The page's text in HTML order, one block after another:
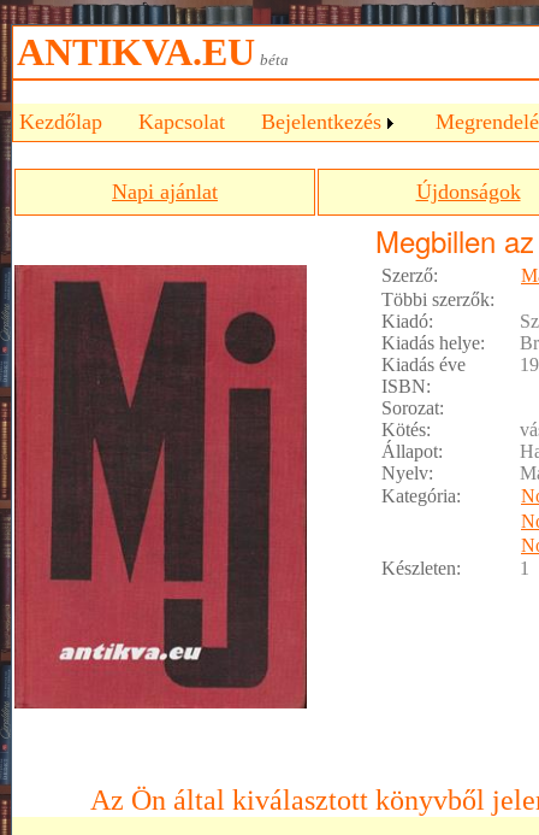
ANTIKVA.EU béta
Kezdőlap Kapcsolat Bejelentkezés
Napi ajánlat Újdonságok
Megbillen
Szerző:
Többi szerzők:
Kiadó:
Kiadás helye:
Kiadás éve
ISBN:
Sorozat:
Kötés:
Állapot:
Nyelv:
Kategória:
Készleten:
1
Az Ön által kiválasztott könyvből